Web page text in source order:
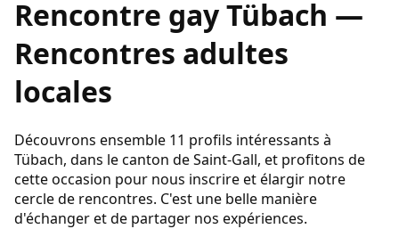
Rencontre gay Tübach —
Rencontres adultes
locales
Découvrons ensemble 11 profils intéressants à
Tübach, dans le canton de Saint-Gall, et profitons de
cette occasion pour nous inscrire et élargir notre
cercle de rencontres. C'est une belle manière
d'échanger et de partager nos expériences.